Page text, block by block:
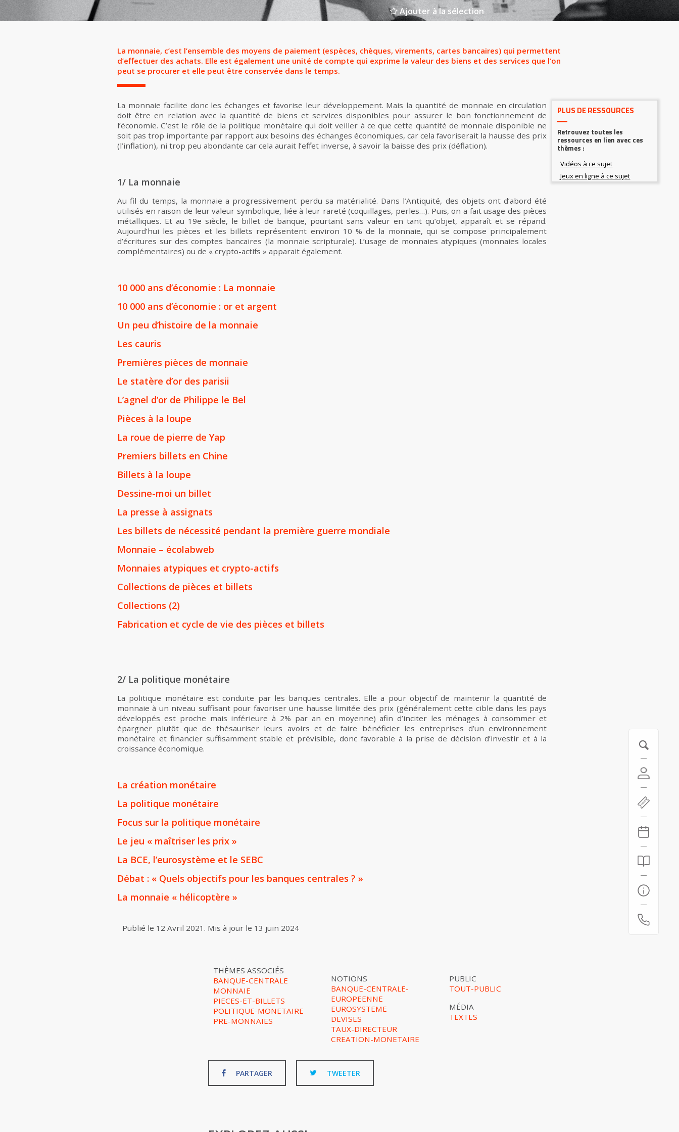
Ajouter à la sélection
La monnaie, c’est l’ensemble des moyens de paiement (espèces, chèques, virements, cartes bancaires) qui permettent
d’effectuer des achats. Elle est également une unité de compte qui exprime la valeur des biens et des services que l’on
peut se procurer et elle peut être conservée dans le temps.
La monnaie facilite donc les échanges et favorise leur développement. Mais la quantité de monnaie en circulation
doit être en relation avec la quantité de biens et services disponibles pour assurer le bon fonctionnement de
l’économie. C’est le rôle de la politique monétaire qui doit veiller à ce que cette quantité de monnaie disponible ne
soit pas trop importante par rapport aux besoins des échanges économiques, car cela favoriserait la hausse des prix
(l’inflation), ni trop peu abondante car cela aurait l’effet inverse, à savoir la baisse des prix (déflation).
1/ La monnaie
Au fil du temps, la monnaie a progressivement perdu sa matérialité. Dans l’Antiquité, des objets ont d’abord été
utilisés en raison de leur valeur symbolique, liée à leur rareté (coquillages, perles…). Puis, on a fait usage des pièces
métalliques. Et au 19e siècle, le billet de banque, pourtant sans valeur en tant qu’objet, apparaît et se répand.
Aujourd’hui les pièces et les billets représentent environ 10 % de la monnaie, qui se compose principalement
d’écritures sur des comptes bancaires (la monnaie scripturale). L’usage de monnaies atypiques (monnaies locales
complémentaires) ou de « crypto-actifs » apparait également.
10 000 ans d’économie : La monnaie
10 000 ans d’économie : or et argent
Un peu d’histoire de la monnaie
Les cauris
Premières pièces de monnaie
Le statère d’or des parisii
L’agnel d’or de Philippe le Bel
Pièces à la loupe
La roue de pierre de Yap
Premiers billets en Chine
Billets à la loupe
Dessine-moi un billet
La presse à assignats
Les billets de nécessité pendant la première guerre mondiale
Monnaie – écolabweb
Monnaies atypiques et crypto-actifs
Collections de pièces et billets
Collections (2)
Fabrication et cycle de vie des pièces et billets
2/ La politique monétaire
La politique monétaire est conduite par les banques centrales. Elle a pour objectif de maintenir la quantité de
monnaie à un niveau suffisant pour favoriser une hausse limitée des prix (généralement cette cible dans les pays
développés est proche mais inférieure à 2% par an en moyenne) afin d’inciter les ménages à consommer et
épargner plutôt que de thésauriser leurs avoirs et de faire bénéficier les entreprises d’un environnement
monétaire et financier suffisamment stable et prévisible, donc favorable à la prise de décision d’investir et à la
croissance économique.
La création monétaire
La politique monétaire
Focus sur la politique monétaire
Le jeu « maîtriser les prix »
La BCE, l’eurosystème et le SEBC
Débat : « Quels objectifs pour les banques centrales ? »
La monnaie « hélicoptère »
Publié le 12 Avril 2021 . Mis à jour le 13 juin 2024
PLUS DE RESSOURCES
Retrouvez toutes les
ressources en lien avec ces
thèmes :
THÈMES ASSOCIÉS
BANQUE-CENTRALE
MONNAIE
PIECES-ET-BILLETS
POLITIQUE-MONETAIRE
PRE-MONNAIES
NOTIONS
BANQUE-CENTRALE-
EUROPEENNE
EUROSYSTEME
DEVISES
TAUX-DIRECTEUR
CREATION-MONETAIRE
PUBLIC
TOUT-PUBLIC
MÉDIA
TEXTES
PARTAGER TWEETER